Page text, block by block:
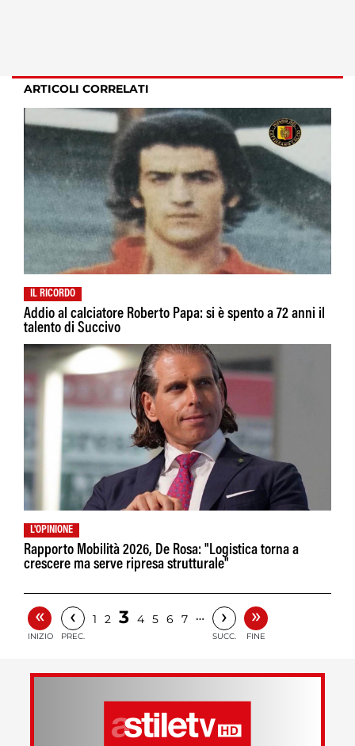
ARTICOLI CORRELATI
IL RICORDO
Addio al calciatore Roberto Papa: si è spento a 72 anni il
talento di Succivo
L'OPINIONE
Rapporto Mobilità 2026, De Rosa: "Logistica torna a
crescere ma serve ripresa strutturale"
«
INIZIO
‹
PREC.
1 2 3 4 5 6 7 … ›
SUCC.
»
FINE